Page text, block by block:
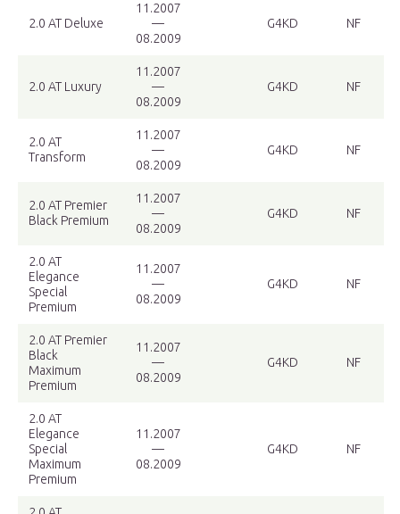
2.0 AT Deluxe
11.2007
—
08.2009
G4KD NF
2.0 AT Luxury
11.2007
—
08.2009
G4KD NF
2.0 AT
Transform
11.2007
—
08.2009
G4KD NF
2.0 AT Premier
Black Premium
11.2007
—
08.2009
G4KD NF
2.0 AT
Elegance
Special
Premium
11.2007
—
08.2009
G4KD NF
2.0 AT Premier
Black
Maximum
Premium
11.2007
—
08.2009
G4KD NF
2.0 AT
Elegance
Special
Maximum
Premium
11.2007
—
08.2009
G4KD NF